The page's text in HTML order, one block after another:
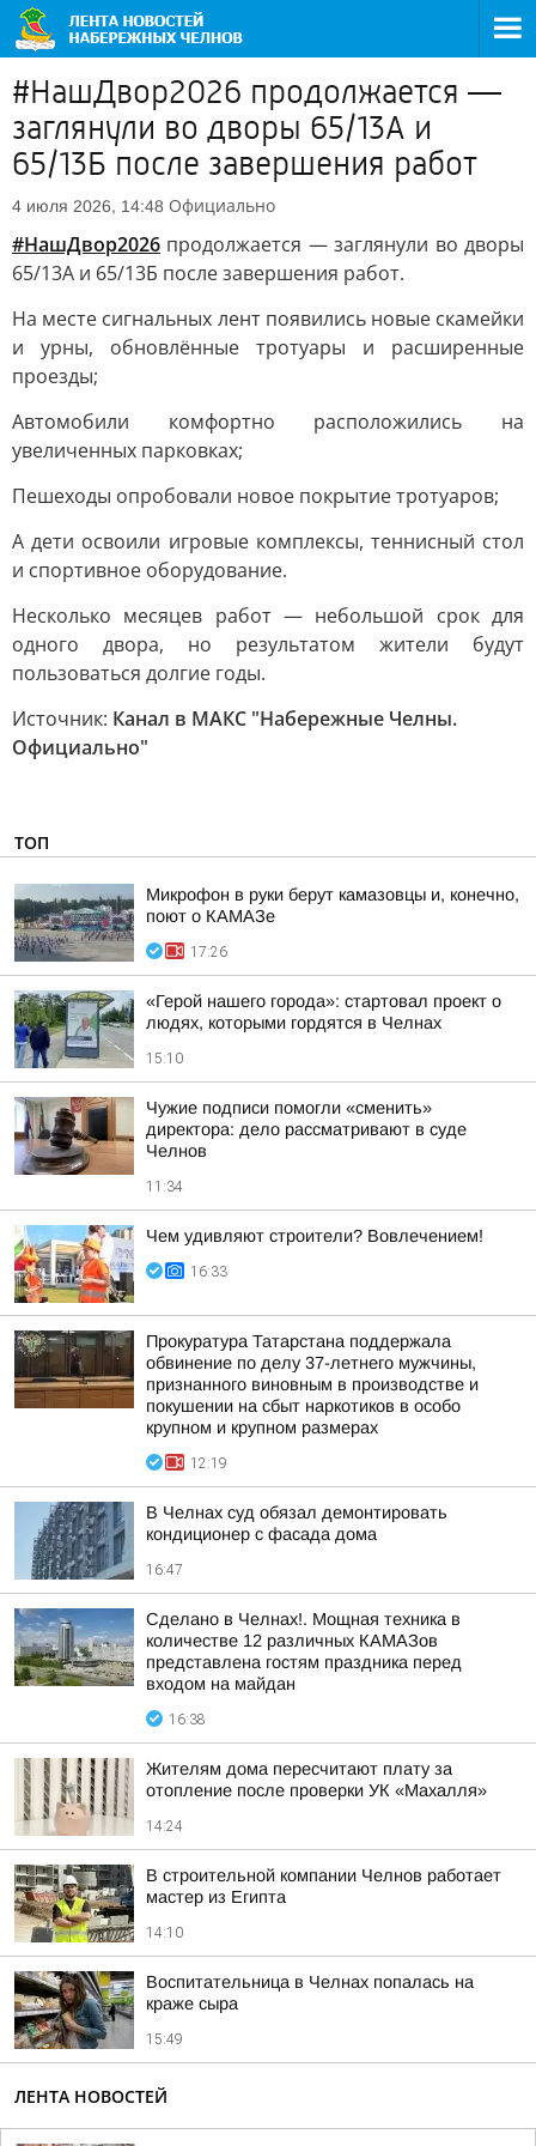
#НашДвор2026 продолжается —
заглянули во дворы 65/13А и
65/13Б после завершения работ
4 июля 2026, 14:48 Официально
#НашДвор2026 продолжается — заглянули во дворы
65/13А и 65/13Б после завершения работ.
На месте сигнальных лент появились новые скамейки
и урны, обновлённые тротуары и расширенные
проезды;
Автомобили комфортно расположились на
увеличенных парковках;
Пешеходы опробовали новое покрытие тротуаров;
А дети освоили игровые комплексы, теннисный стол
и спортивное оборудование.
Несколько месяцев работ — небольшой срок для
одного двора, но результатом жители будут
пользоваться долгие годы.
Источник: Канал в МАКС "Набережные Челны.
Официально"
ТОП
Микрофон в руки берут камазовцы и, конечно,
поют о КАМАЗе
17:26
«Герой нашего города»: стартовал проект о
людях, которыми гордятся в Челнах
15:10
Чужие подписи помогли «сменить»
директора: дело рассматривают в суде
Челнов
11:34
Чем удивляют строители? Вовлечением!
16:33
Прокуратура Татарстана поддержала
обвинение по делу 37-летнего мужчины,
признанного виновным в производстве и
покушении на сбыт наркотиков в особо
крупном и крупном размерах
12:19
В Челнах суд обязал демонтировать
кондиционер с фасада дома
16:47
Сделано в Челнах!. Мощная техника в
количестве 12 различных КАМАЗов
представлена гостям праздника перед
входом на майдан
16:38
Жителям дома пересчитают плату за
отопление после проверки УК «Махалля»
14:24
В строительной компании Челнов работает
мастер из Египта
14:10
Воспитательница в Челнах попалась на
краже сыра
15:49
ЛЕНТА НОВОСТЕЙ